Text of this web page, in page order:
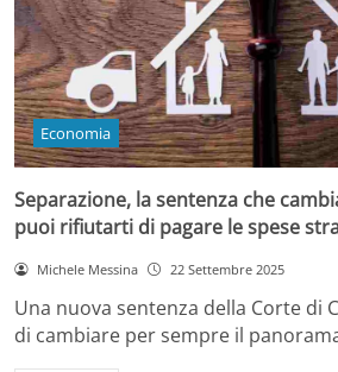
Economia
Separazione, la sentenza che
puoi rifiutarti di pagare le spese
Michele Messina 22 Settembre 2025
Una nuova sentenza della Corte di
di cambiare per sempre il